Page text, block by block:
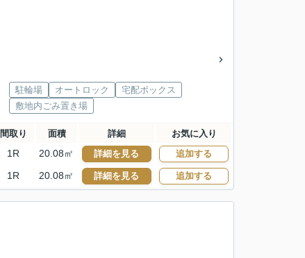
駐輪場 オートロック
宅配ボックス
敷地内ごみ置き場
間取り 面積 詳細 お気に入り
1R 20.08㎡ 詳細を見る 追加する
1R 20.08㎡ 詳細を見る 追加する